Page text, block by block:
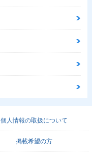
個人情報の取扱について
掲載希望の方